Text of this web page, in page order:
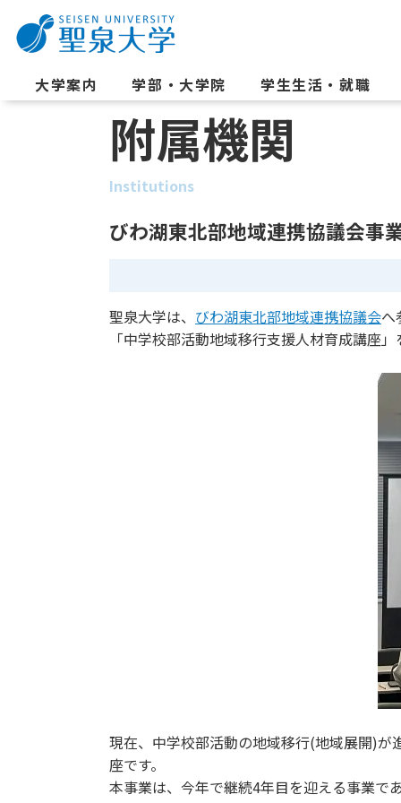
大学案内 学部・大学院 学生生活・就職
附属機関
Institutions
びわ湖東北部地域連携協議会事
聖泉大学は、 びわ湖東北部地域連携協議会へ
「中学校部活動地域移行支援人材育成講座
現在、中学校部活動の地域移行(地域展開)
座です。
本事業は、今年で継続4年目を迎える事業